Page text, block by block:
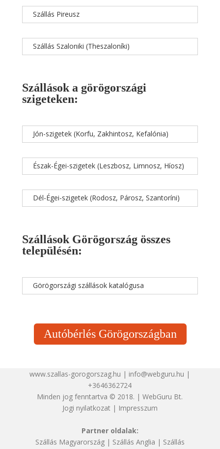
Szállás Pireusz
Szállás Szaloniki (Theszaloníki)
Szállások a görögországi
szigeteken:
Jón-szigetek (Korfu, Zakhintosz, Kefalónia)
Észak-Égei-szigetek (Leszbosz, Limnosz, Híosz)
Dél-Égei-szigetek (Rodosz, Párosz, Szantoríni)
Szállások Görögország összes
településén:
Görögországi szállások katalógusa
Autóbérlés Görögországban
www.szallas-gorogorszag.hu | info@webguru.hu |
+3646362724
Minden jog fenntartva © 2018. | WebGuru Bt.
Jogi nyilatkozat| Impresszum
Partner oldalak:
Szállás Magyarország| Szállás Anglia | Szállás